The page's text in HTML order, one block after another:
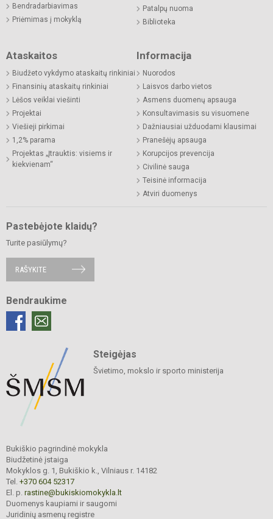
Bendradarbiavimas
Priėmimas į mokyklą
Patalpų nuoma
Biblioteka
Ataskaitos
Biudžeto vykdymo ataskaitų rinkiniai
Finansinių ataskaitų rinkiniai
Lėšos veiklai viešinti
Projektai
Viešieji pirkimai
1,2% parama
Projektas „Įtrauktis: visiems ir
kiekvienam“
Informacija
Nuorodos
Laisvos darbo vietos
Asmens duomenų apsauga
Konsultavimasis su visuomene
Dažniausiai užduodami klausimai
Pranešėjų apsauga
Korupcijos prevencija
Civilinė sauga
Teisinė informacija
Atviri duomenys
Pastebėjote klaidų?
Turite pasiūlymų?
RAŠYKITE
Bendraukime
Steigėjas
Švietimo, mokslo ir sporto ministerija
Bukiškio pagrindinė mokykla
Biudžetinė įstaiga
Mokyklos g. 1, Bukiškio k., Vilniaus r. 14182
Tel. +370 604 52317
El. p. rastine@bukiskiomokykla.lt
Duomenys kaupiami ir saugomi
Juridinių asmenų registre